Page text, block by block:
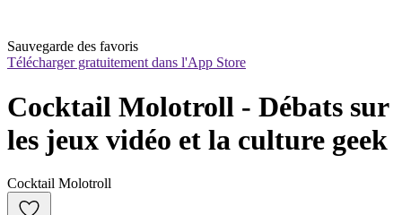
Sauvegarde des favoris
Télécharger gratuitement dans l'App Store
Cocktail Molotroll - Débats sur
les jeux vidéo et la culture geek
Cocktail Molotroll